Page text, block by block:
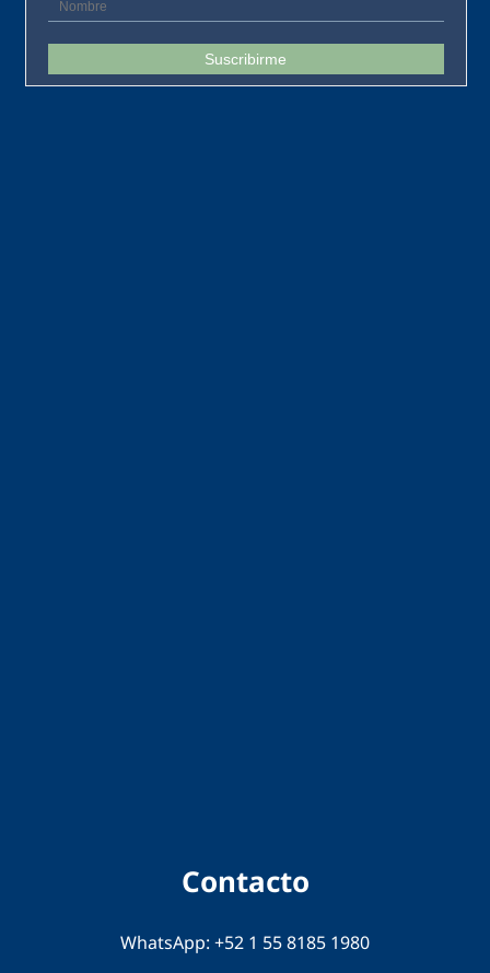
Contacto
WhatsApp: +52 1 55 8185 1980